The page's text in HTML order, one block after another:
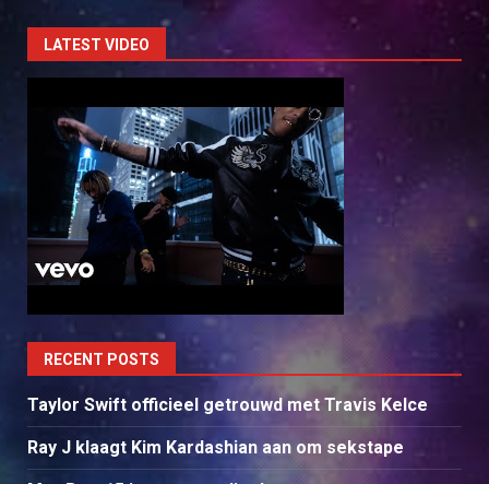
LATEST VIDEO
RECENT POSTS
Taylor Swift officieel getrouwd met Travis Kelce
Ray J klaagt Kim Kardashian aan om sekstape